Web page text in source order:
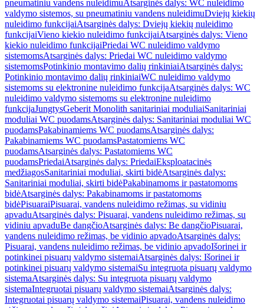
pneumatiniu vandens nuleidimuAtsarginės dalys: WC nuleidimo
valdymo sistemos, su pneumatiniu vandens nuleidimuDviejų kiekių
nuleidimo funkcijaiAtsarginės dalys: Dviejų kiekių nuleidimo
funkcijaiVieno kiekio nuleidimo funkcijaiAtsarginės dalys: Vieno
kiekio nuleidimo funkcijaiPriedai WC nuleidimo valdymo
sistemomsAtsarginės dalys: Priedai WC nuleidimo valdymo
sistemomsPotinkinio montavimo dalių rinkiniaiAtsarginės dalys:
Potinkinio montavimo dalių rinkiniaiWC nuleidimo valdymo
sistemoms su elektronine nuleidimo funkcijaAtsarginės dalys: WC
nuleidimo valdymo sistemoms su elektronine nuleidimo
funkcijaJungtysGeberit Monolith sanitariniai moduliaiSanitariniai
moduliai WC puodamsAtsarginės dalys: Sanitariniai moduliai WC
puodamsPakabinamiems WC puodamsAtsarginės dalys:
Pakabinamiems WC puodamsPastatomiems WC
puodamsAtsarginės dalys: Pastatomiems WC
puodamsPriedaiAtsarginės dalys: PriedaiEksploatacinės
medžiagosSanitariniai moduliai, skirti bidėAtsarginės dalys:
Sanitariniai moduliai, skirti bidėPakabinamoms ir pastatomoms
bidėAtsarginės dalys: Pakabinamoms ir pastatomoms
bidėPisuaraiPisuarai, vandens nuleidimo režimas, su vidiniu
apvaduAtsarginės dalys: Pisuarai, vandens nuleidimo režimas, su
vidiniu apvaduBe dangčioAtsarginės dalys: Be dangčioPisuarai,
vandens nuleidimo režimas, be vidinio apvadoAtsarginės dalys:
Pisuarai, vandens nuleidimo režimas, be vidinio apvadoIšorinei ir
potinkinei pisuarų valdymo sistemaiAtsarginės dalys: Išorinei ir
potinkinei pisuarų valdymo sistemaiSu integruota pisuarų valdymo
sistemaAtsarginės dalys: Su integruota pisuarų valdymo
sistemaIntegruotai pisuarų valdymo sistemaiAtsarginės dalys:
Integruotai pisuarų valdymo sistemaiPisuarai, vandens nuleidimo